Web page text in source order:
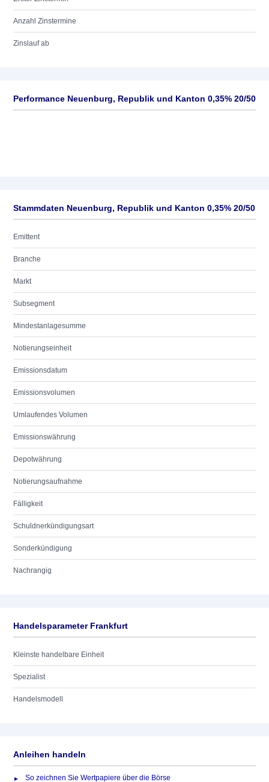
Anzahl Zinstermine
Zinslauf ab
Performance Neuenburg, Republik und Kanton 0,35% 20/50
Stammdaten Neuenburg, Republik und Kanton 0,35% 20/50
Emittent
Branche
Markt
Subsegment
Mindestanlagesumme
Notierungseinheit
Emissionsdatum
Emissionsvolumen
Umlaufendes Volumen
Emissionswährung
Depotwährung
Notierungsaufnahme
Fälligkeit
Schuldnerkündigungsart
Sonderkündigung
Nachrangig
Handelsparameter Frankfurt
Kleinste handelbare Einheit
Spezialist
Handelsmodell
Anleihen handeln
So zeichnen Sie Wertpapiere über die Börse